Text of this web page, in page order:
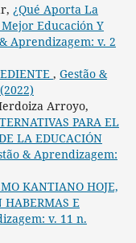
¿Qué Aporta La
Educación Y
Aprendizagem: v. 2
, Gestão &
Arroyo,
PARA EL
LA EDUCACIÓN
& Aprendizagem:
KANTIANO HOJE,
HABERMAS E
v. 11 n.